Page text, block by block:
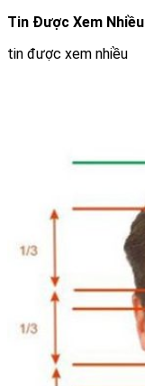
Tin Được Xem Nhiều
tin được xem nhiều